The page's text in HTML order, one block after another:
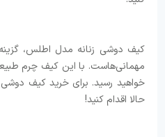
کیف دوشی زنانه مدل اطلس،
مهمانی‌هاست. با این کیف چرم
خواهید رسید. برای خرید کیف دوشی
حالا اقدام کنید!